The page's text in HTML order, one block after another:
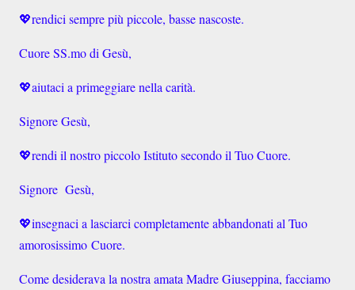
💖rendici sempre più piccole, basse nascoste.
Cuore SS.mo di Gesù,
💖aiutaci a primeggiare nella carità.
Signore Gesù,
💖rendi il nostro piccolo Istituto secondo il Tuo Cuore.
Signore Gesù,
💖insegnaci a lasciarci completamente abbandonati al Tuo
amorosissimo Cuore.
Come desiderava la nostra amata Madre Giuseppina, facciamo